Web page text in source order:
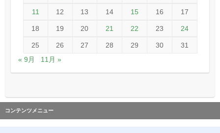
11 12 13 14 15 16 17
18 19 20 21 22 23 24
25 26 27 28 29 30
31
« 9月
11月 »
コンテンツメニュー